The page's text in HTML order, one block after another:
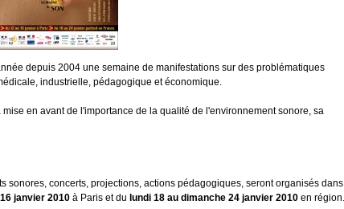
depuis 2004 une semaine de manifestations sur des problématiques
industrielle, pédagogique et économique.
en avant de l'importance de la qualité de l'environnement sonore, sa
sonores, concerts, projections, actions pédagogiques, seront organisés dans
janvier 2010 à Paris et du lundi 18 au dimanche 24 janvier 2010 en région.